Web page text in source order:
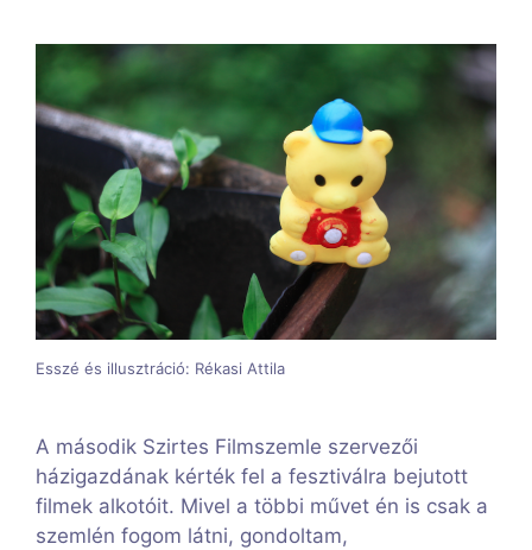
Esszé és illusztráció: Rékasi Attila
A második Szirtes Filmszemle szervezői
házigazdának kérték fel a fesztiválra bejutott
filmek alkotóit. Mivel a többi művet én is csak a
szemlén fogom látni, gondoltam,